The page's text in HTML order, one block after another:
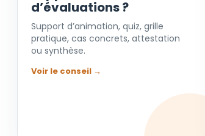
d’évaluations ?
Support d’animation, quiz, grille
pratique, cas concrets, attestation
ou synthèse.
Voir le conseil →